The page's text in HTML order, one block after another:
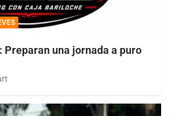
Preparan una jornada a puro